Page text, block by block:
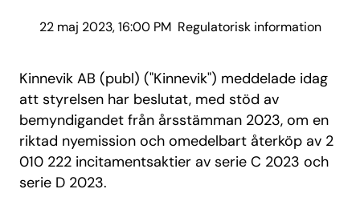
22 maj 2023, 16:00 PM Regulatorisk information
Kinnevik AB (publ) ("Kinnevik") meddelade idag
att styrelsen har beslutat, med stöd av
bemyndigandet från årsstämman 2023, om en
riktad nyemission och omedelbart återköp av 2
010 222 incitamentsaktier av serie C 2023 och
serie D 2023.